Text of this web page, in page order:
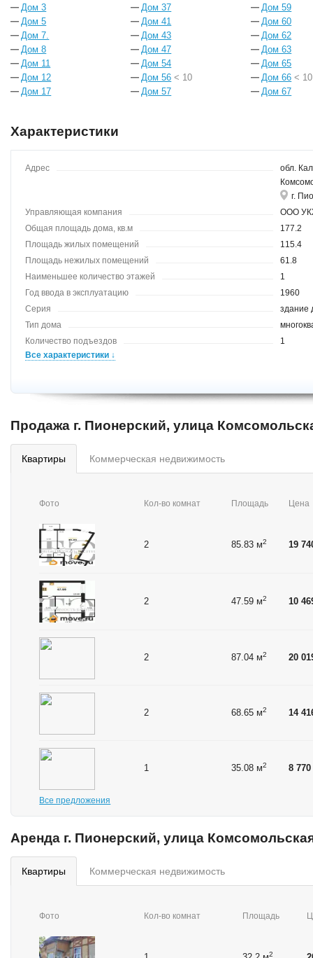
Дом 3
Дом 5
Дом 7.
Дом 8
Дом 11
Дом 12
Дом 17
Дом 37
Дом 41
Дом 43
Дом 47
Дом 54
Дом 56 < 10
Дом 57
Дом 59
Дом 60
Дом 62
Дом 63
Дом 65
Дом 66 < 10
Дом 67
Характеристики
Адрес
обл.
г.
Управляющая компания
ООО
Общая площадь дома, кв.м
177.2
Площадь жилых помещений
115.4
Площадь нежилых помещений
61.8
Наименьшее количество этажей
1
Год ввода в эксплуатацию
1960
Серия
здание
Тип дома
Количество подъездов
1
Все характеристики ↓
Продажа г. Пионерский, улица
квартиры коммерческая недвижимость
Фото Кол-во комнат Площадь Цена
2 85.83 м2 19
2 47.59 м2 10
2 87.04 м2 20
2 68.65 м2 14
1 35.08 м2 8
Все предложения
Аренда г. Пионерский, улица
квартиры коммерческая недвижимость
Фото Кол-во комнат Площадь
2